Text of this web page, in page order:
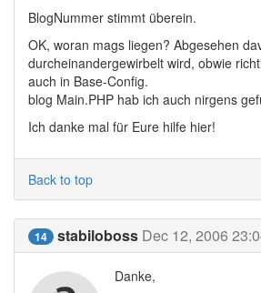
BlogNummer stimmt überein.
OK, woran mags liegen? Abgesehen
durcheinandergewirbelt wird, obwie
auch in Base-Config.
blog Main.PHP hab ich auch nirgens
Ich danke mal für Eure hilfe hier!
Back to top
14 stabiloboss Dec 12, 2006
Danke,